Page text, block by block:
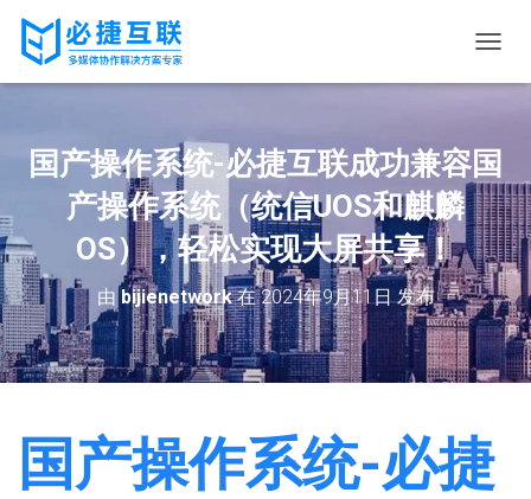
换
国产操作系统-必捷互联成功兼容国
产操作系统（统信UOS和麒麟
OS），轻松实现大屏共享！
由bijienetwork在2024年9月11日发布
国产操作系统-必捷